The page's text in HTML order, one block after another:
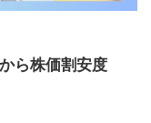
ら株価割安度